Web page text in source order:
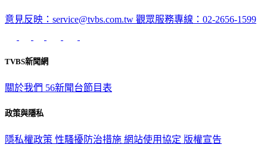
意見反映：service@tvbs.com.tw 觀眾服務專線：02-2656-1599
TVBS新聞網
關於我們 56新聞台節目表
政策與隱私
隱私權政策 性騷擾防治措施 網站使用協定 版權宣告